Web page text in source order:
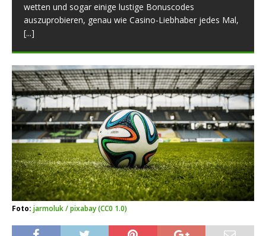
wetten und sogar einige lustige Bonuscodes
auszuprobieren, genau wie Casino-Liebhaber jedes Mal,
[...]
Foto: jarmoluk / pixabay (CC0 1.0)